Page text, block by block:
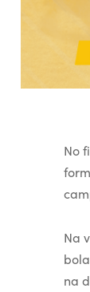
No
Na
na